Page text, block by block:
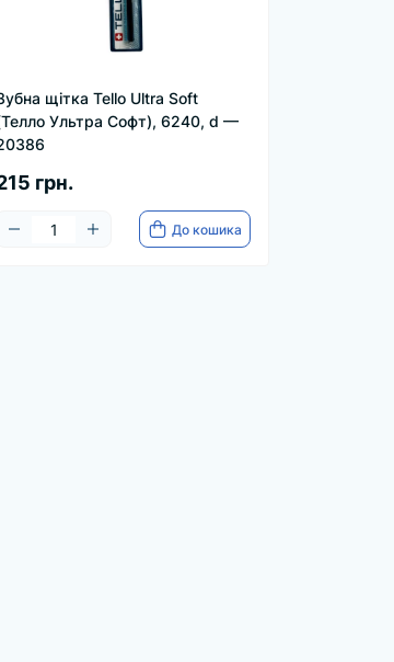
щітка Tello Ultra Soft
Ультра Софт), 6240, d —
грн.
До кошика